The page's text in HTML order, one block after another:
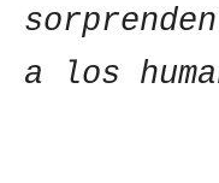
a los